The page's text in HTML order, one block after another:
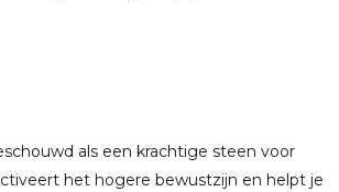
als een krachtige steen voor
het hogere bewustzijn en helpt je